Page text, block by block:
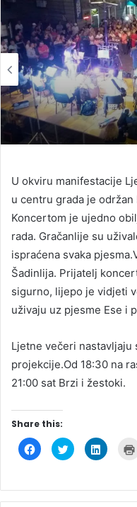
U okviru manifestacije
u centru grada je održan
Koncertom je ujedno
rada. Gračanlije su
ispraćena svaka
Šadinlija. Prijatelj
sigurno, lijepo je vidjeti
uživaju uz pjesme Ese i
Ljetne večeri nastavljaju
projekcije.Od 18:30 na
21:00 sat Brzi i žestoki.
Share this:
C
l
t
C
l
t
C
l
t